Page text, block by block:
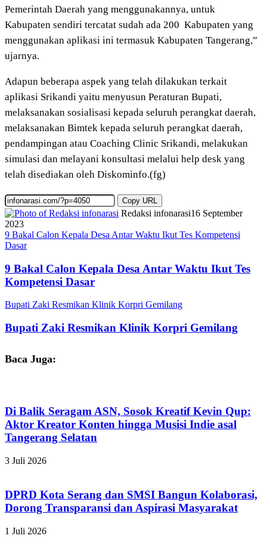
Pemerintah Daerah yang menggunakannya, untuk
Kabupaten sendiri tercatat sudah ada 200 Kabupaten yang
menggunakan aplikasi ini termasuk Kabupaten Tangerang,”
ujarnya.
Adapun beberapa aspek yang telah dilakukan terkait
aplikasi Srikandi yaitu menyusun Peraturan Bupati,
melaksanakan sosialisasi kepada seluruh perangkat daerah,
melaksanakan Bimtek kepada seluruh perangkat daerah,
pendampingan atau Coaching Clinic Srikandi, melakukan
simulasi dan melayani konsultasi melalui help desk yang
telah disediakan oleh Diskominfo.(fg)
Copy URL
Redaksi infonarasi16 September
2023
9 Bakal Calon Kepala Desa Antar Waktu Ikut Tes Kompetensi
Dasar
9 Bakal Calon Kepala Desa Antar Waktu Ikut Tes
Kompetensi Dasar
Bupati Zaki Resmikan Klinik Korpri Gemilang
Bupati Zaki Resmikan Klinik Korpri Gemilang
Baca Juga:
Di Balik Seragam ASN, Sosok Kreatif Kevin Qup:
Aktor Kreator Konten hingga Musisi Indie asal
Tangerang Selatan
3 Juli 2026
DPRD Kota Serang dan SMSI Bangun Kolaborasi,
Dorong Transparansi dan Aspirasi Masyarakat
1 Juli 2026